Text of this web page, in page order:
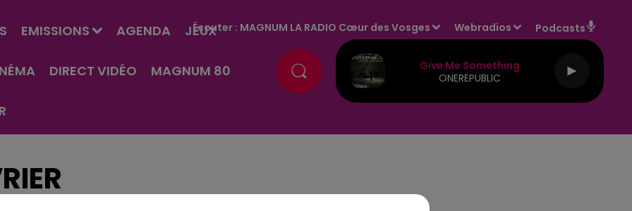
EMISSIONS AGENDA JEUX
DIRECT VIDÉO MAGNUM 80
Écouter : MAGNUM LA RADIO Cœur des Vosges Webradios Podcasts
Give Me Something
ONEREPUBLIC